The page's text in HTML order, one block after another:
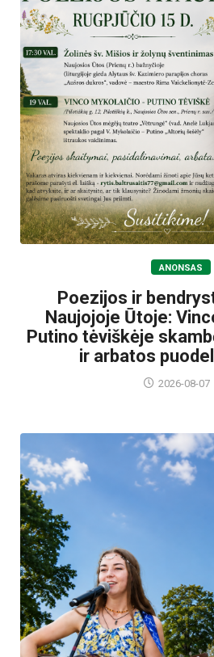
ANONSAS
Poezijos ir
Naujojoje Ūtoje:
Putino tėviškėje
ir arbatos
2026-08-07